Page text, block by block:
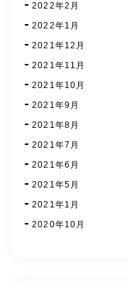
2022年2月
2022年1月
2021年12月
2021年11月
2021年10月
2021年9月
2021年8月
2021年7月
2021年6月
2021年5月
2021年1月
2020年10月